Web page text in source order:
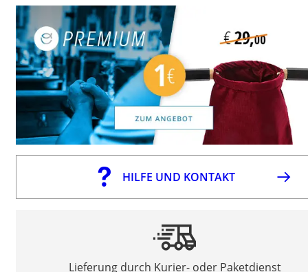
HILFE UND KONTAKT
Lieferung durch Kurier- oder Paketdienst